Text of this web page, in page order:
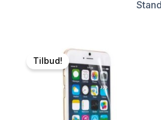
Tilbud!